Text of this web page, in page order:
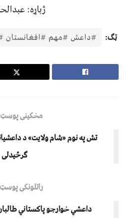
ژباړه:
ټګ: #داعش #مهم #افغانستان
مخکینی پوسټ
تش په نوم «شام ولایت» د
ګرځیدلی
راتلونکی پوسټ
داعشي خوارجو پاکستاني